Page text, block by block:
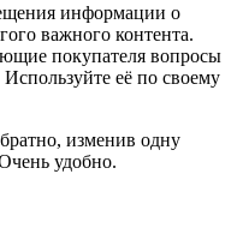
информации о
важного контента.
покупателя вопросы
её по своему
изменив одну
удобно.